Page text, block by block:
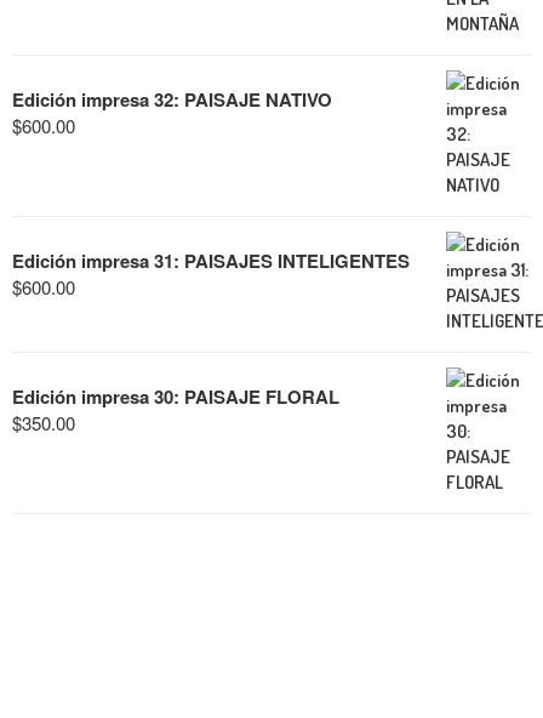
Edición impresa 32: PAISAJE NATIVO
$600.00
Edición impresa 31: PAISAJES INTELIGENTES
$600.00
Edición impresa 30: PAISAJE FLORAL
$350.00